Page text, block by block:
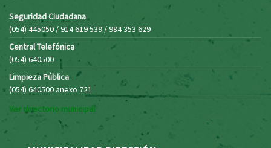
Seguridad Ciudadana
(054) 445050 / 914 619 539 / 984 353 629
Central Telefónica
(054) 640500
Limpieza Pública
(054) 640500 anexo 721
Ver directorio municipal